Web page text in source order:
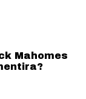
Mahomes